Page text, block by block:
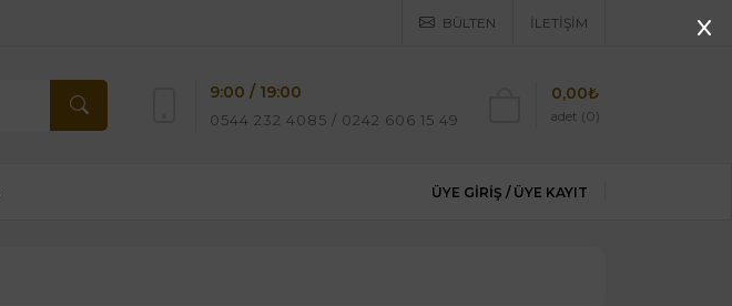
BÜLTEN İLETIŞIM
9:00 / 19:00
0544 232 4085 / 0242 606 15 49 adet (0)
0,00₺
ÜYE GIRIŞ / ÜYE KAYIT